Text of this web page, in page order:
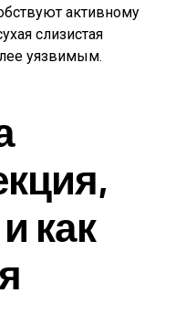
активному
слизистая
уязвимым.
как